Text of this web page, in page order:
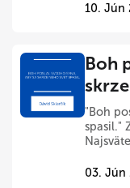
10. Jún
Boh
"Boh
spasil."
03. Jún